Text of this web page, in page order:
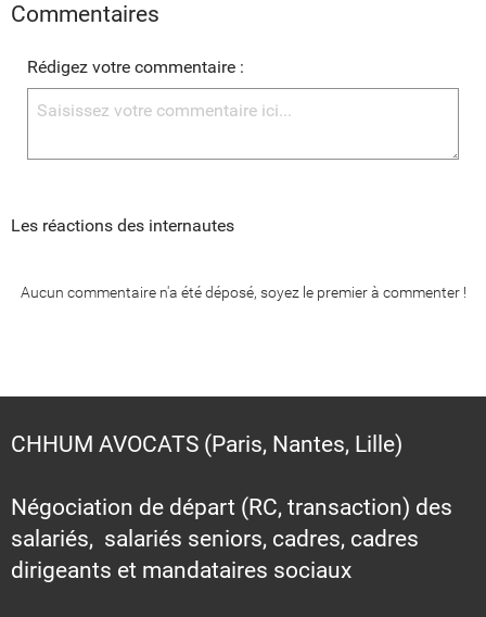
Commentaires
Rédigez votre commentaire :
Les réactions des internautes
Aucun commentaire n'a été déposé, soyez le premier à commenter !
CHHUM AVOCATS (Paris, Nantes, Lille)
Négociation de départ (RC, transaction) des
salariés, salariés seniors, cadres, cadres
dirigeants et mandataires sociaux